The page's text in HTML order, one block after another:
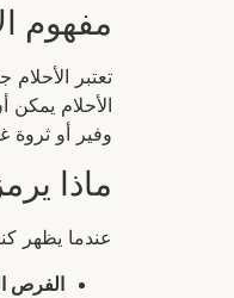
مفهوم
تعتبر
الأحلام
وفير أو ثروة
ماذا
عندما يظهر
الفرص